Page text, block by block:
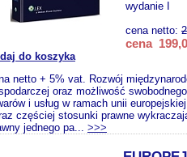
wydanie I
cena netto:
cena
do koszyka
netto + 5% vat. Rozwój
oraz możliwość
i usług w ramach unii
częściej stosunki prawne
jednego pa... >>>